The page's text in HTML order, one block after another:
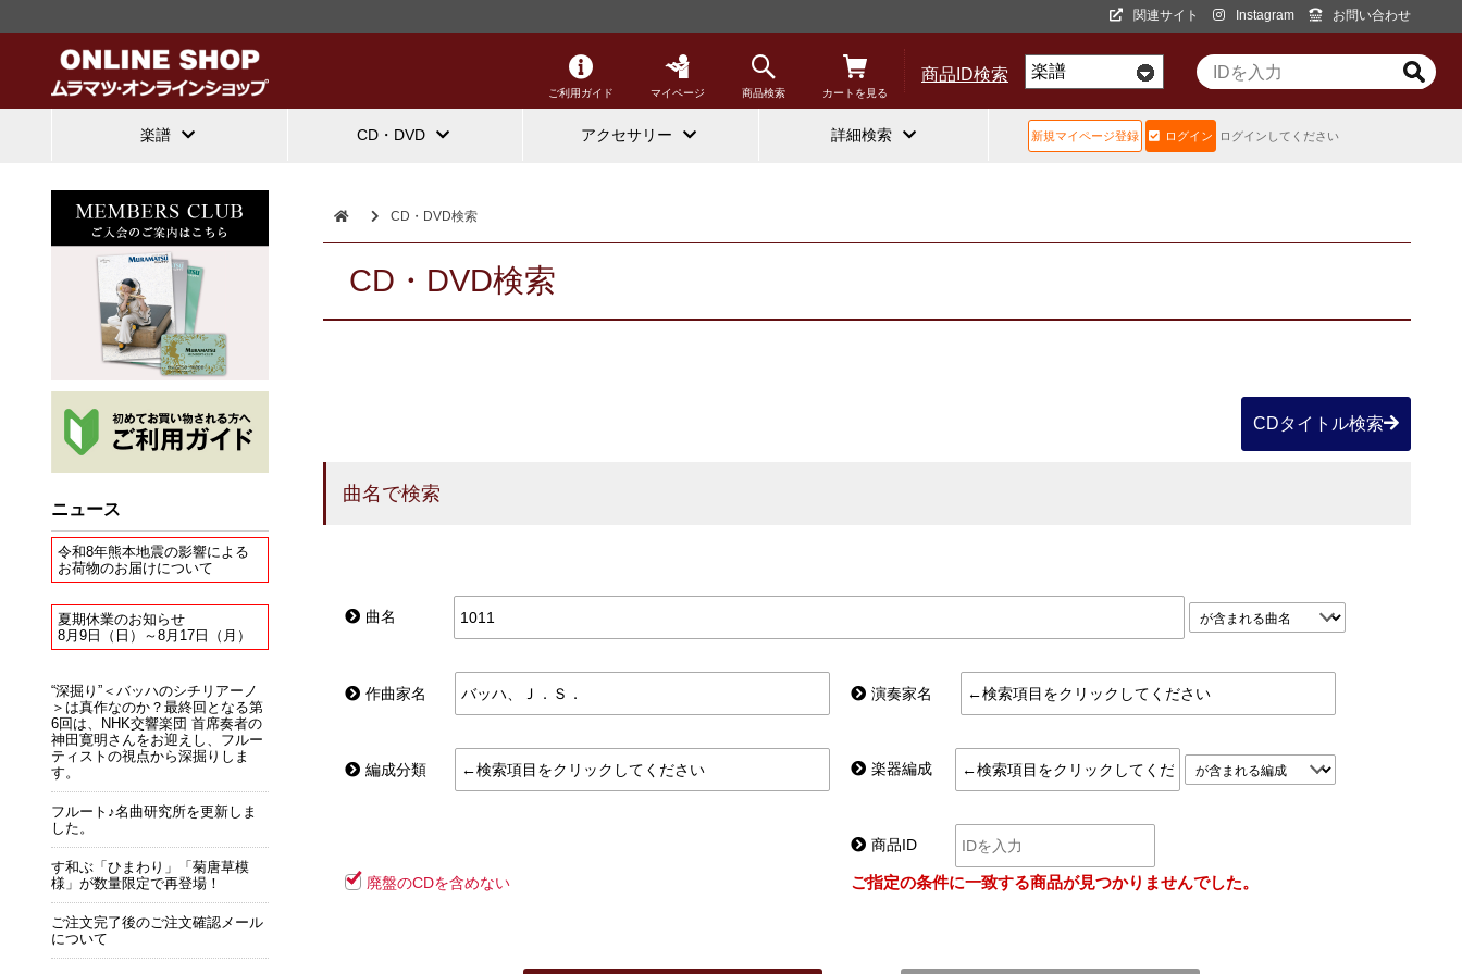
関連サイト Instagram お問い合わせ
商品ID検索
ご利用ガイド マイページ 商品検索 カートを見る
楽譜 CD・DVD アクセサリー 詳細検索 新規マイページ登録 ログイン ログインしてください
CD・DVD検索
CD・DVD検索
CDタイトル検索
曲名で検索
曲名
作曲家名 演奏家名
編成分類 楽器編成
廃盤のCDを含めない
商品ID
ご指定の条件に一致する商品が見つかりませんでした。
ニュース
令和8年熊本地震の影響による
お荷物のお届けについて
夏期休業のお知らせ
8月9日（日）～8月17日（月）
“深掘り”＜バッハのシチリアーノ
＞は真作なのか？最終回となる第
6回は、NHK交響楽団 首席奏者の
神田寛明さんをお迎えし、フルー
ティストの視点から深掘りしま
す。
フルート♪名曲研究所を更新しま
した。
す和ぶ「ひまわり」「菊唐草模
様」が数量限定で再登場！
ご注文完了後のご注文確認メール
について